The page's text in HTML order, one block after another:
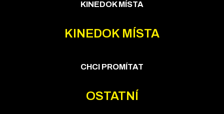
KINEDOK MÍSTA
KINEDOK MÍSTA
CHCI PROMÍTAT
OSTATNÍ